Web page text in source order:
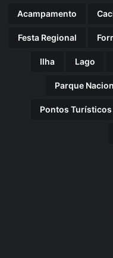
Acampamento
Festa Regional
Ilha Lago
Parque
Pontos Turísticos